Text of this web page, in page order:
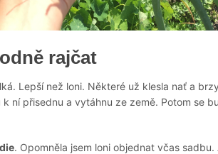
rajčat
Lepší než loni. Některé už klesla nať a
ní přisednu a vytáhnu ze země. Potom se
. Opomněla jsem loni objednat včas